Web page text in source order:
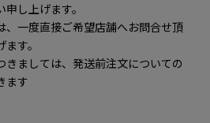
し上げます。
一度直接ご希望店舗へお問合せ頂
す。
ましては、発送前注文についての
ます